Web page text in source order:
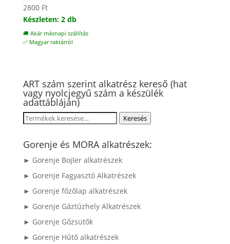
2800 Ft
Készleten: 2 db
🚚 Akár másnapi szállítás
✅ Magyar raktárról
ART szám szerint alkatrész kereső (hat
vagy nyolcjegyű szám a készülék
adattábláján)
Keresés
következőre:
Keresés
Gorenje és MORA alkatrészek:
► Gorenje Bojler alkatrészek
► Gorenje Fagyasztó Alkatrészek
► Gorenje főzőlap alkatrészek
► Gorenje Gáztűzhely Alkatrészek
► Gorenje Gőzsütők
► Gorenje Hűtő alkatrészek